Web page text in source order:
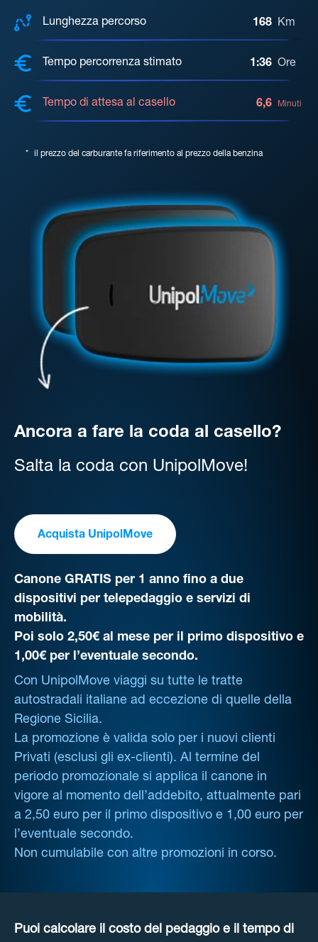
Lunghezza percorso 168 Km
Tempo percorrenza stimato 1:36 Ore
Tempo di attesa al casello 6,6 Minuti
* il prezzo del carburante fa riferimento al prezzo della benzina
Ancora a fare la coda al casello?
Salta la coda con UnipolMove!
Acquista UnipolMove
Canone GRATIS per 1 anno fino a due
dispositivi per telepedaggio e servizi di
mobilità.
Poi solo 2,50€ al mese per il primo dispositivo e
1,00€ per l’eventuale secondo.
Con UnipolMove viaggi su tutte le tratte
autostradali italiane ad eccezione di quelle della
Regione Sicilia.
La promozione è valida solo per i nuovi clienti
Privati (esclusi gli ex-clienti). Al termine del
periodo promozionale si applica il canone in
vigore al momento dell’addebito, attualmente pari
a 2,50 euro per il primo dispositivo e 1,00 euro per
l’eventuale secondo.
Non cumulabile con altre promozioni in corso.
Puoi calcolare il costo del pedaggio e il tempo di